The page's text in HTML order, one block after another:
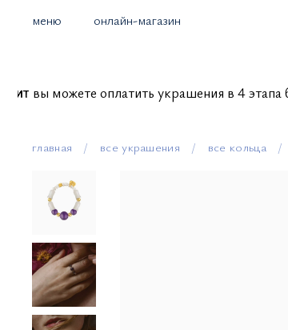
меню онлайн-магазин
вы можете оплатить украшения в 4
главная все украшения все кольца